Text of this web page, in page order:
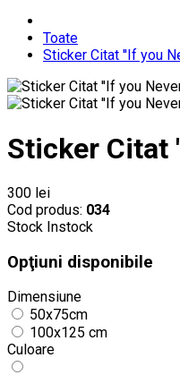
Toate
Sticker Citat ''If you
Sticker Citat
300 lei
Cod produs: 034
Stock Instock
Opţiuni disponibile
Dimensiune
50x75cm
100x125 cm
Culoare